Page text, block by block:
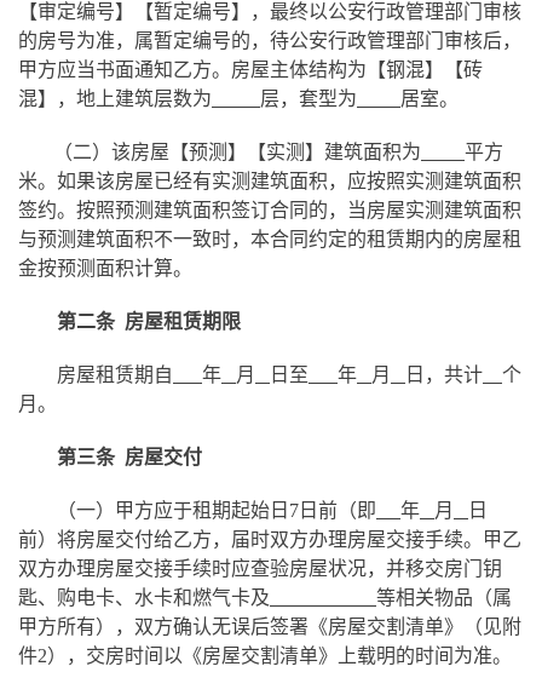
【审定编号】【暂定编号】，最终以公安行政管理部门审核
的房号为准，属暂定编号的，待公安行政管理部门审核后，
甲方应当书面通知乙方。房屋主体结构为【钢混】【砖
混】，地上建筑层数为
层，套型为 居室。
（二）该房屋【预测】【实测】建筑面积为
平方
米。如果该房屋已经有实测建筑面积，应按照实测建筑面积
签约。按照预测建筑面积签订合同的，当房屋实测建筑面积
与预测建筑面积不一致时，本合同约定的租赁期内的房屋租
金按预测面积计算。
第二条 房屋租赁期限
房屋租赁期自 年 月 日至 年 月 日，共计
个
月。
第三条 房屋交付
（一）甲方应于租期起始日7日前（即 年 月
日
前）将房屋交付给乙方，届时双方办理房屋交接手续。甲乙
双方办理房屋交接手续时应查验房屋状况，并移交房门钥
匙、购电卡、水卡和燃气卡及
等相关物品（属
甲方所有），双方确认无误后签署《房屋交割清单》（见附
件2），交房时间以《房屋交割清单》上载明的时间为准。